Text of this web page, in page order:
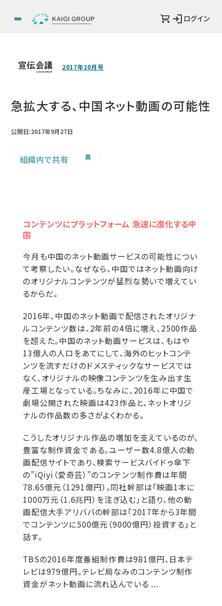
ログイン
2017年10月号
急拡大する、中国ネット動画の可能性
公開日:2017年9月27日
組織内で共有
コンテンツにプラットフォーム 急速に進化する中
国
今月も中国のネット動画サービスの可能性につい
て考察したい。なぜなら、中国ではネット動画向け
のオリジナルコンテンツが猛烈な勢いで増えてい
るからだ。
2016年、中国のネット動画で配信されたオリジナ
ルコンテンツ数は、2年前の4倍に増え、2500作品
を超えた。中国のネット動画サービスは、もはや
13億人の人口をあてにして、海外のヒットコンテ
ンツを流すだけのドメスティックなサービスでは
なく、オリジナルの映像コンテンツを生み出す生
産工場となっている。ちなみに、2016年に中国で
劇場公開された映画は423作品と、ネットオリジ
ナルの作品数の多さがよくわかる。
こうしたオリジナル作品の増加を支えているのが、
豊富な制作資金である。ユーザー数4.8億人の動
画配信サイトであり、検索サービスバイドゥ傘下
の”iQiyi（愛奇芸）”のコンテンツ制作費は年間
78.65億元（1291億円）。同社幹部は「映画1本に
1000万元（1.6兆円）を注ぎ込む」と語り、他の動
画配信大手アリババの幹部は「2017年から3年間
でコンテンツに500億元（9000億円）投資する」と
話す。
TBSの2016年度番組制作費は981億円、日本テ
レビは979億円。テレビ局なみのコンテンツ制作
資金がネット動画に流れ込んでいる ...